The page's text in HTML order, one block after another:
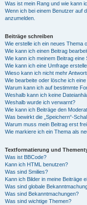
Was ist mein Rang und wie kann
Wenn ich bei einem Benutzer auf
anzumelden.
Beiträge schreiben
Wie erstelle ich ein neues Thema
Wie kann ich einen Beitrag
Wie kann ich meinem Beitrag eine
Wie kann ich eine Umfrage
Wieso kann ich nicht mehr
Wie bearbeite oder lösche ich
Warum kann ich auf bestimmte
Weshalb kann ich keine
Weshalb wurde ich verwarnt?
Wie kann ich Beiträge den
Was bewirkt die „Speichern“-
Warum muss mein Beitrag erst
Wie markiere ich ein Thema als
Textformatierung und
Was ist BBCode?
Kann ich HTML benutzen?
Was sind Smilies?
Kann ich Bilder in meine Beiträge
Was sind globale
Was sind Bekanntmachungen?
Was sind wichtige Themen?